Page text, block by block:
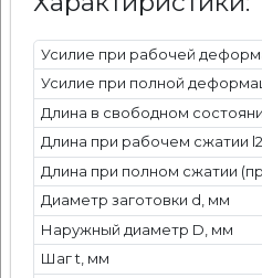
Усилие при рабочей
Усилие при полной
Длина в свободном
Длина при рабочем сжатии
Длина при полном сжатии
Диаметр заготовки d, мм
Наружный диаметр D, мм
Шаг t, мм